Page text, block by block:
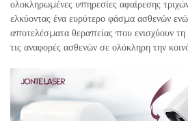
ολοκληρωμένες υπηρεσίες αφαίρεσης
ελκύοντας ένα ευρύτερο φάσμα ασθενών
αποτελέσματα θεραπείας που ενισχύουν
τις αναφορές ασθενών σε ολόκληρη την